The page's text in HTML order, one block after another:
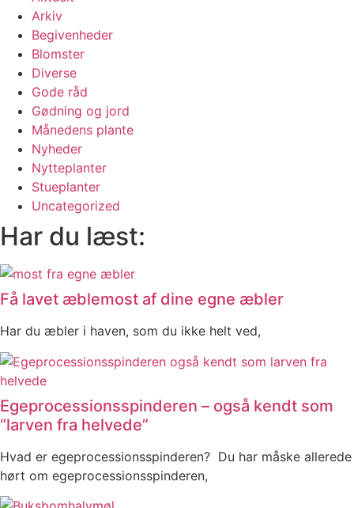
Arkiv
Begivenheder
Blomster
Diverse
Gode råd
Gødning og jord
Månedens plante
Nyheder
Nytteplanter
Stueplanter
Uncategorized
Har du læst:
Få lavet æblemost af dine egne æbler
Har du æbler i haven, som du ikke helt ved,
Egeprocessionsspinderen – også kendt som
“larven fra helvede”
Hvad er egeprocessionsspinderen? Du har måske allerede
hørt om egeprocessionsspinderen,